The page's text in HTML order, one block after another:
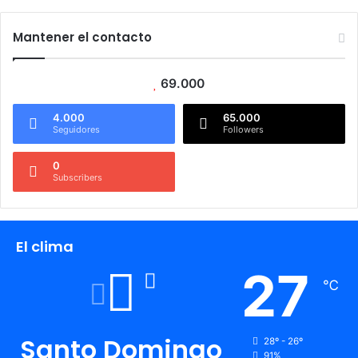
Mantener el contacto
69.000
4.000
Seguidores
65.000
Followers
0
Subscribers
El clima
Santo Domingo
27 ℃
28º - 26º